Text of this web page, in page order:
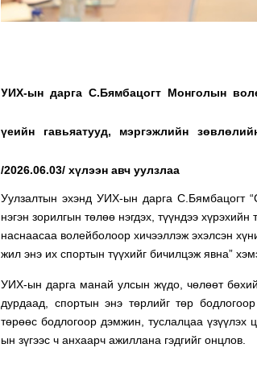
УИХ-ын дарга С.Бямбацогт Монголын
үеийн гавьяатууд, мэргэжлийн
/2026.06.03/ хүлээн авч уулзлаа
Уулзалтын эхэнд УИХ-ын дарга С.Бямбацогт
нэгэн зорилгын төлөө нэгдэх, түүндээ
наснаасаа волейболоор хичээллэж эхэлсэн
жил энэ их спортын түүхийг бичилцэж явна”
УИХ-ын дарга манай улсын жүдо, чөлөөт
дурдаад, спортын энэ төрлийг төр
төрөөс бодлогоор дэмжин, туслалцаа үзүүлэх
ын зүгээс ч анхаарч ажиллана гэдгийг онцлов.